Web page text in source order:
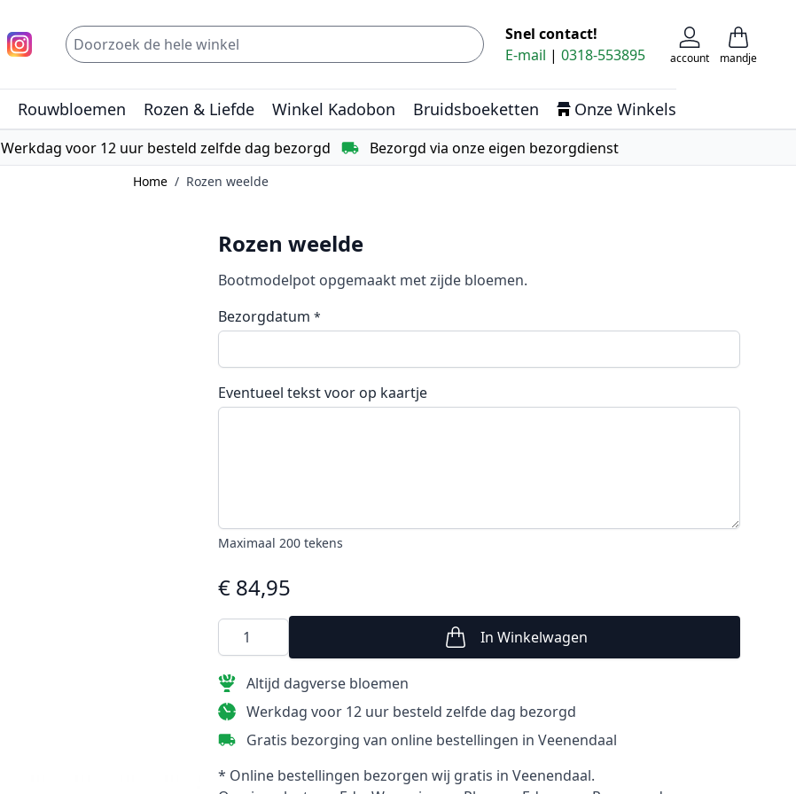
Rouwbloemen Rozen & Liefde Winkel Kadobon Bruidsboeketten Onze Winkels
account Cart
mandje
ZoekSnel contact!
E-mail | 0318-553895
Werkdag voor 12 uur besteld zelfde dag bezorgd Bezorgd via onze eigen bezorgdienst
Home / Rozen weelde
Rozen weelde
Bootmodelpot opgemaakt met zijde bloemen.
Bezorgdatum *
Eventueel tekst voor op kaartje
Maximaal 200 tekens
€ 84,95
Aantal
In Winkelwagen
Altijd dagverse bloemen
Werkdag voor 12 uur besteld zelfde dag bezorgd
Gratis bezorging van online bestellingen in Veenendaal
* Online bestellingen bezorgen wij gratis in Veenendaal.